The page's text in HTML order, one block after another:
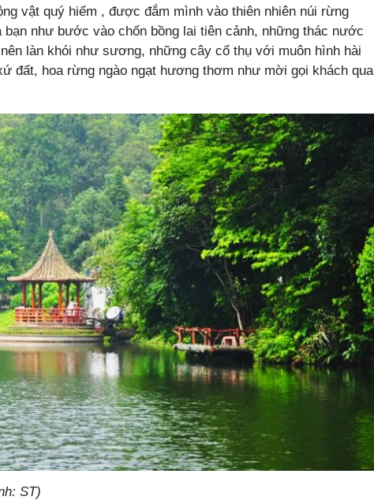
vật quý hiếm , được đắm mình vào thiên nhiên núi rừng
bạn như bước vào chốn bồng lai tiên cảnh, những thác nước
làn khói như sương, những cây cổ thụ với muôn hình hài
đất, hoa rừng ngào ngạt hương thơm như mời gọi khách qua
ST)